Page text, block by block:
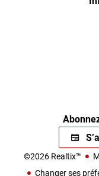
©2026 Realtix™
Changer ses